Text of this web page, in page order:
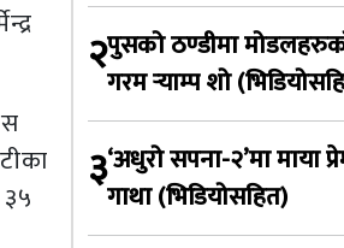
२पुसको ठण्डीमा
गरम र्‍याम्प शो
३‘अधुरो सपना-२’मा माया
गाथा (भिडियोसहित)